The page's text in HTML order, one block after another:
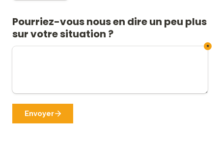
Pourriez-vous nous en dire un peu plus
sur votre situation ?
*
Envoyer